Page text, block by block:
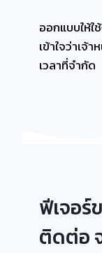
ออกแบบให้ใ
เข้าใจว่าเจ้
เวลาที่จำกัด
ฟีเจอร์
ติดต่อ